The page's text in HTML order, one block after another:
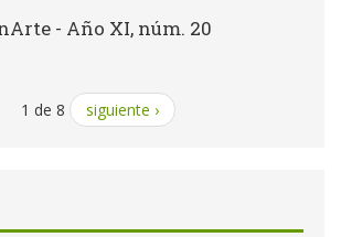
- Año XI, núm. 20
1 de 8 siguiente ›